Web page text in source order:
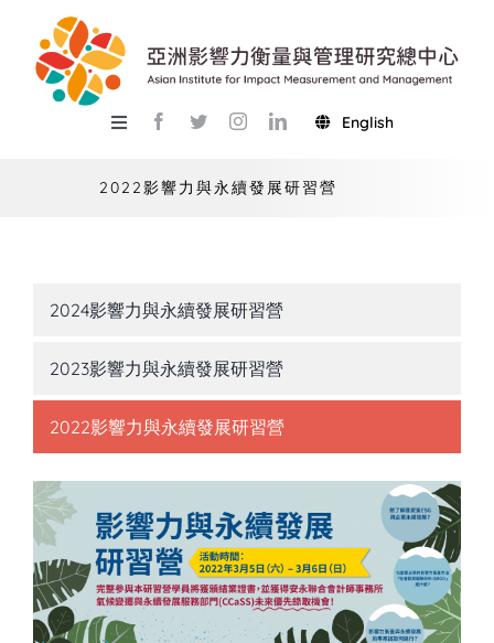
content
Toggle
知識庫
亞洲影響力管理評論
English
2022影響力與永續發展研習營
2024影響力與永續發展研習營
2023影響力與永續發展研習營
2022影響力與永續發展研習營